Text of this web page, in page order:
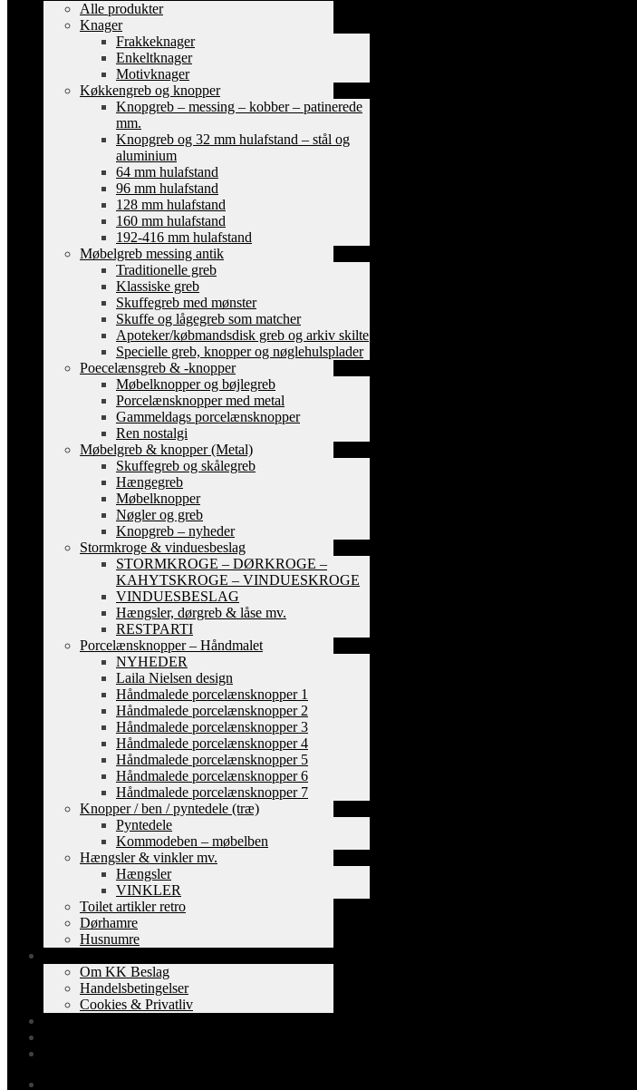
Alle produkter
Knager
Frakkeknager
Enkeltknager
Motivknager
Køkkengreb og knopper
Knopgreb – messing – kobber – patinerede
mm.
Knopgreb og 32 mm hulafstand – stål og
aluminium
64 mm hulafstand
96 mm hulafstand
128 mm hulafstand
160 mm hulafstand
192-416 mm hulafstand
Møbelgreb messing antik
Traditionelle greb
Klassiske greb
Skuffegreb med mønster
Skuffe og lågegreb som matcher
Apoteker/købmandsdisk greb og arkiv skilte
Specielle greb, knopper og nøglehulsplader
Poecelænsgreb & -knopper
Møbelknopper og bøjlegreb
Porcelænsknopper med metal
Gammeldags porcelænsknopper
Ren nostalgi
Møbelgreb & knopper (Metal)
Skuffegreb og skålegreb
Hængegreb
Møbelknopper
Nøgler og greb
Knopgreb – nyheder
Stormkroge & vinduesbeslag
STORMKROGE – DØRKROGE –
KAHYTSKROGE – VINDUESKROGE
VINDUESBESLAG
Hængsler, dørgreb & låse mv.
RESTPARTI
Porcelænsknopper – Håndmalet
NYHEDER
Laila Nielsen design
Håndmalede porcelænsknopper 1
Håndmalede porcelænsknopper 2
Håndmalede porcelænsknopper 3
Håndmalede porcelænsknopper 4
Håndmalede porcelænsknopper 5
Håndmalede porcelænsknopper 6
Håndmalede porcelænsknopper 7
Knopper / ben / pyntedele (træ)
Pyntedele
Kommodeben – møbelben
Hængsler & vinkler mv.
Hængsler
VINKLER
Toilet artikler retro
Dørhamre
Husnumre
Om KK Beslag
Handelsbetingelser
Cookies & Privatliv